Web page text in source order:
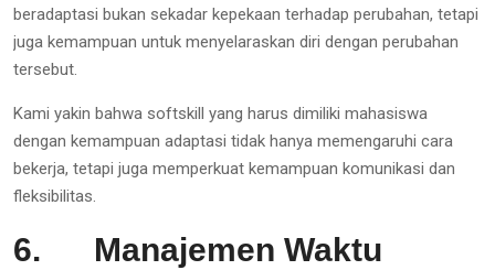
beradaptasi bukan sekadar kepekaan terhadap perubahan, tetapi
juga kemampuan untuk menyelaraskan diri dengan perubahan
tersebut.
Kami yakin bahwa softskill yang harus dimiliki mahasiswa
dengan kemampuan adaptasi tidak hanya memengaruhi cara
bekerja, tetapi juga memperkuat kemampuan komunikasi dan
fleksibilitas.
6. Manajemen Waktu